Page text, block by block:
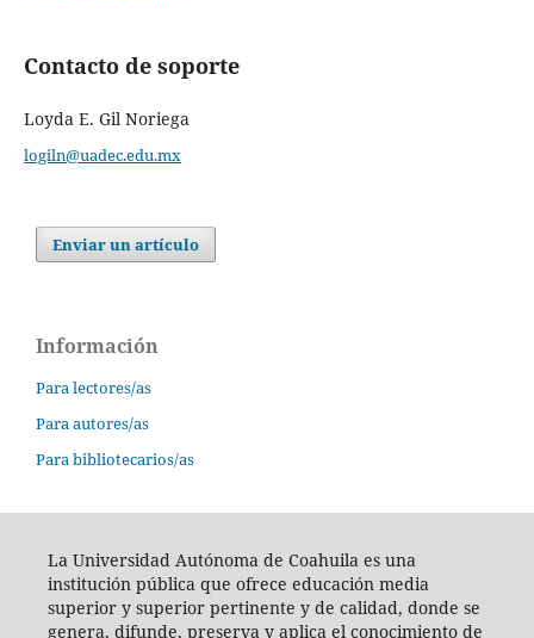
Contacto de soporte
Loyda E. Gil Noriega
logiln@uadec.edu.mx
Enviar un artículo
Información
Para lectores/as
Para autores/as
Para bibliotecarios/as
La Universidad Autónoma de Coahuila es una
institución pública que ofrece educación media
superior y superior pertinente y de calidad, donde se
genera, difunde, preserva y aplica el conocimiento de